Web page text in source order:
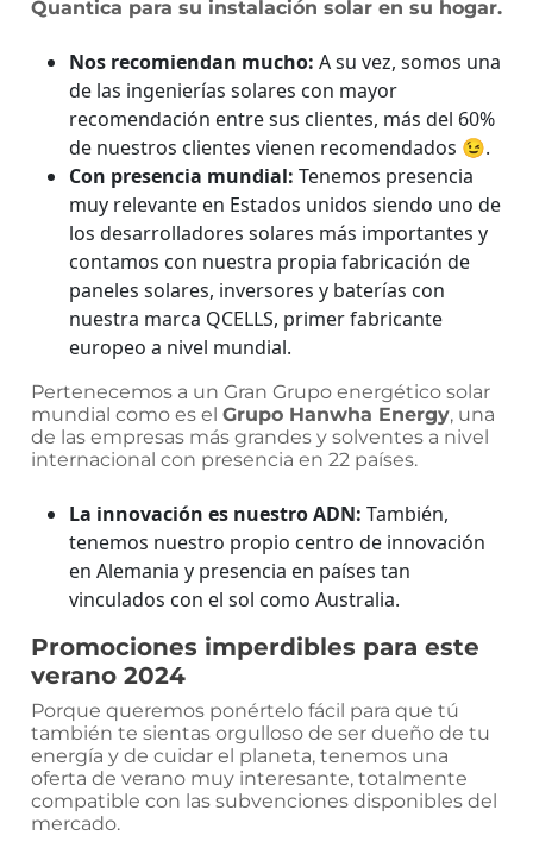
Quantica para su instalación solar en su hogar.
Nos recomiendan mucho: A su vez, somos una
de las ingenierías solares con mayor
recomendación entre sus clientes, más del 60%
de nuestros clientes vienen recomendados 😉.
Con presencia mundial: Tenemos presencia
muy relevante en Estados unidos siendo uno de
los desarrolladores solares más importantes y
contamos con nuestra propia fabricación de
paneles solares, inversores y baterías con
nuestra marca QCELLS, primer fabricante
europeo a nivel mundial.
Pertenecemos a un Gran Grupo energético solar
mundial como es el Grupo Hanwha Energy, una
de las empresas más grandes y solventes a nivel
internacional con presencia en 22 países.
La innovación es nuestro ADN: También,
tenemos nuestro propio centro de innovación
en Alemania y presencia en países tan
vinculados con el sol como Australia.
Promociones imperdibles para este
verano 2024
Porque queremos ponértelo fácil para que tú
también te sientas orgulloso de ser dueño de tu
energía y de cuidar el planeta, tenemos una
oferta de verano muy interesante, totalmente
compatible con las subvenciones disponibles del
mercado.